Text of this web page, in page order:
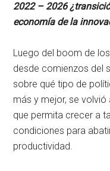
2022 – 2026
economía de la
Luego del boom de
desde comienzos del
sobre qué tipo de
más y mejor, se volvió
que permita crecer a
condiciones para
productividad.